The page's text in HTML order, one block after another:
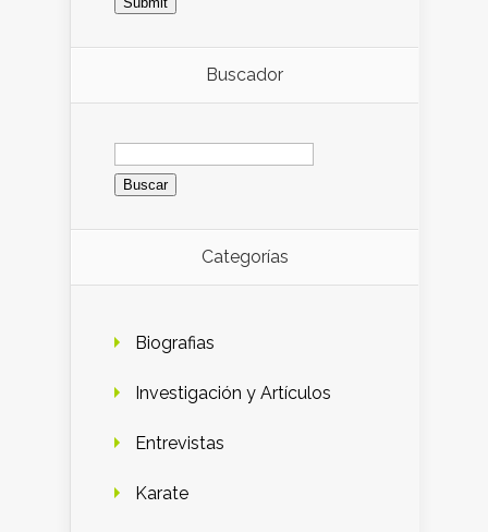
Buscador
Buscar:
Categorías
Biografias
Investigación y Artículos
Entrevistas
Karate